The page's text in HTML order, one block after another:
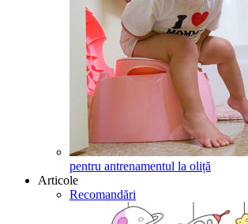
pentru antrenamentul la oliță
Articole
Recomandări